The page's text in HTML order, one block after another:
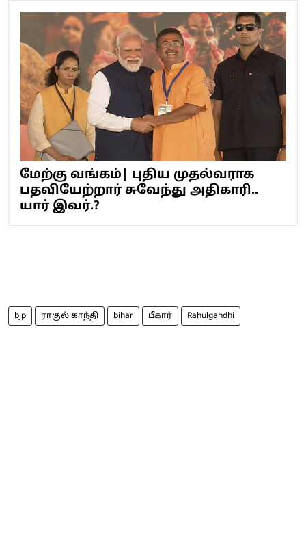
மேற்கு வங்கம்| புதிய முதல்வராக
பதவியேற்றார் சுவேந்து அதிகாரி..
யார் இவர்.?
bjp ராகுல் காந்தி bihar பீகார் Rahulgandhi